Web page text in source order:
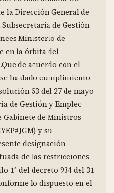
la Dirección General de
de Gestión
Ministerio de
en la órbita del
de acuerdo con el
ha dado cumplimiento
53 del 27 de mayo
de Gestión y Empleo
Gabinete de Ministros
y su
designación
de las restricciones
1° del decreto 934 del 31
lo dispuesto en el